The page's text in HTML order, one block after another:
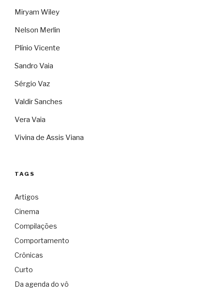
Miryam Wiley
Nelson Merlin
Plínio Vicente
Sandro Vaia
Sérgio Vaz
Valdir Sanches
Vera Vaia
Vivina de Assis Viana
TAGS
Artigos
Cinema
Compilações
Comportamento
Crônicas
Curto
Da agenda do vô